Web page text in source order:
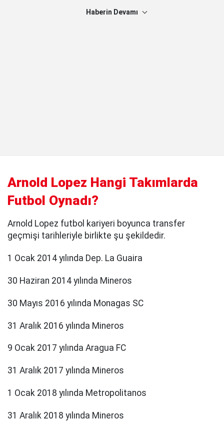
Haberin Devamı
Arnold Lopez Hangi Takımlarda
Futbol Oynadı?
Arnold Lopez futbol kariyeri boyunca transfer
geçmişi tarihleriyle birlikte şu şekildedir.
1 Ocak 2014 yılında Dep. La Guaira
30 Haziran 2014 yılında Mineros
30 Mayıs 2016 yılında Monagas SC
31 Aralık 2016 yılında Mineros
9 Ocak 2017 yılında Aragua FC
31 Aralık 2017 yılında Mineros
1 Ocak 2018 yılında Metropolitanos
31 Aralık 2018 yılında Mineros